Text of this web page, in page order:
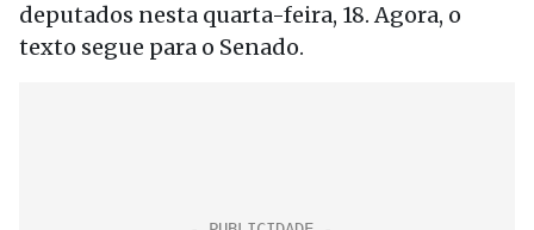
deputados nesta quarta-feira, 18. Agora, o
texto segue para o Senado.